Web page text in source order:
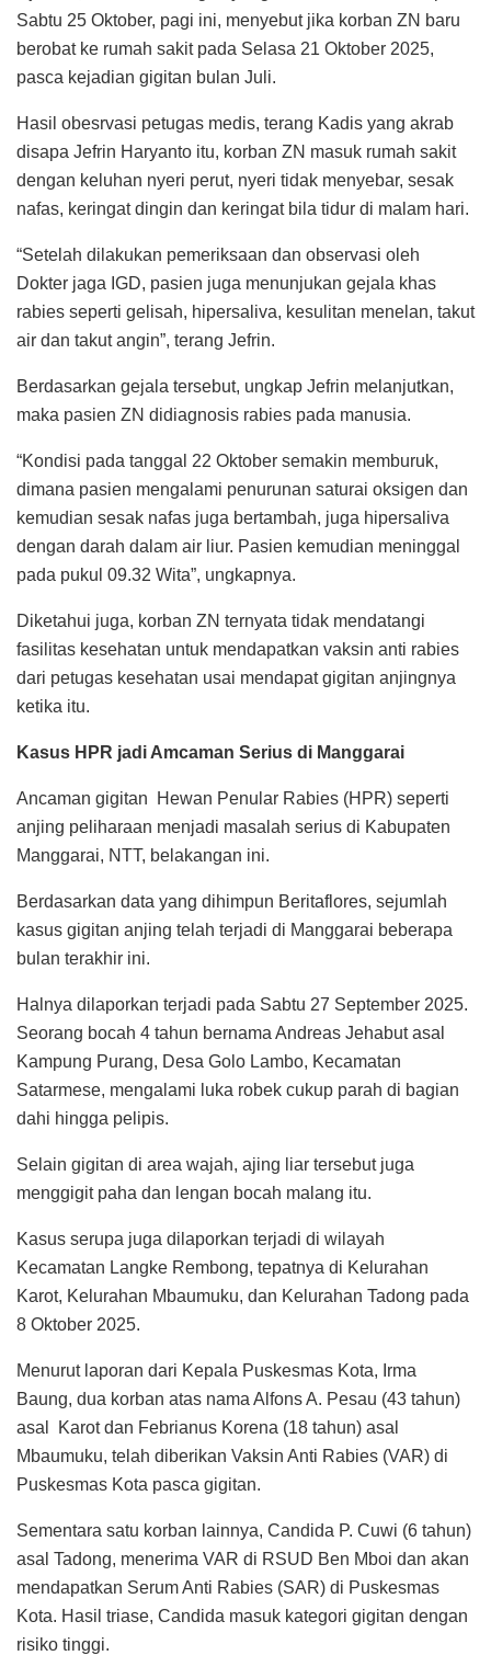
Sabtu 25 Oktober, pagi ini, menyebut jika korban ZN baru
berobat ke rumah sakit pada Selasa 21 Oktober 2025,
pasca kejadian gigitan bulan Juli.
Hasil obesrvasi petugas medis, terang Kadis yang akrab
disapa Jefrin Haryanto itu, korban ZN masuk rumah sakit
dengan keluhan nyeri perut, nyeri tidak menyebar, sesak
nafas, keringat dingin dan keringat bila tidur di malam hari.
“Setelah dilakukan pemeriksaan dan observasi oleh
Dokter jaga IGD, pasien juga menunjukan gejala khas
rabies seperti gelisah, hipersaliva, kesulitan menelan, takut
air dan takut angin”, terang Jefrin.
Berdasarkan gejala tersebut, ungkap Jefrin melanjutkan,
maka pasien ZN didiagnosis rabies pada manusia.
“Kondisi pada tanggal 22 Oktober semakin memburuk,
dimana pasien mengalami penurunan saturai oksigen dan
kemudian sesak nafas juga bertambah, juga hipersaliva
dengan darah dalam air liur. Pasien kemudian meninggal
pada pukul 09.32 Wita”, ungkapnya.
Diketahui juga, korban ZN ternyata tidak mendatangi
fasilitas kesehatan untuk mendapatkan vaksin anti rabies
dari petugas kesehatan usai mendapat gigitan anjingnya
ketika itu.
Kasus HPR jadi Amcaman Serius di Manggarai
Ancaman gigitan Hewan Penular Rabies (HPR) seperti
anjing peliharaan menjadi masalah serius di Kabupaten
Manggarai, NTT, belakangan ini.
Berdasarkan data yang dihimpun Beritaflores, sejumlah
kasus gigitan anjing telah terjadi di Manggarai beberapa
bulan terakhir ini.
Halnya dilaporkan terjadi pada Sabtu 27 September 2025.
Seorang bocah 4 tahun bernama Andreas Jehabut asal
Kampung Purang, Desa Golo Lambo, Kecamatan
Satarmese, mengalami luka robek cukup parah di bagian
dahi hingga pelipis.
Selain gigitan di area wajah, ajing liar tersebut juga
menggigit paha dan lengan bocah malang itu.
Kasus serupa juga dilaporkan terjadi di wilayah
Kecamatan Langke Rembong, tepatnya di Kelurahan
Karot, Kelurahan Mbaumuku, dan Kelurahan Tadong pada
8 Oktober 2025.
Menurut laporan dari Kepala Puskesmas Kota, Irma
Baung, dua korban atas nama Alfons A. Pesau (43 tahun)
asal Karot dan Febrianus Korena (18 tahun) asal
Mbaumuku, telah diberikan Vaksin Anti Rabies (VAR) di
Puskesmas Kota pasca gigitan.
Sementara satu korban lainnya, Candida P. Cuwi (6 tahun)
asal Tadong, menerima VAR di RSUD Ben Mboi dan akan
mendapatkan Serum Anti Rabies (SAR) di Puskesmas
Kota. Hasil triase, Candida masuk kategori gigitan dengan
risiko tinggi.